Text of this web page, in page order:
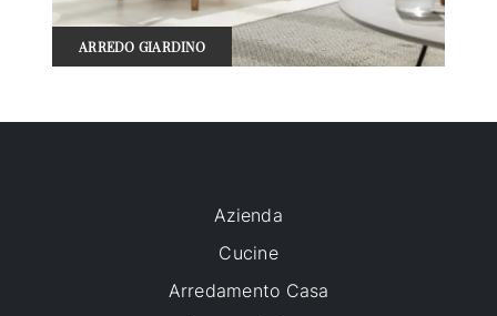
ARREDO GIARDINO
Azienda
Cucine
Arredamento Casa